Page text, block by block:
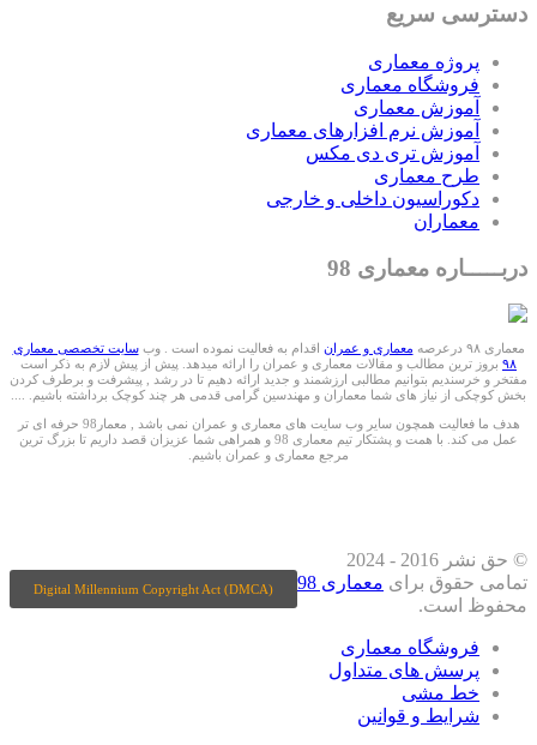
دسترسی سریع
پروژه معماری
فروشگاه معماری
آموزش معماری
آموزش نرم افزارهای معماری
آموزش تری دی مکس
طرح معماری
دکوراسیون داخلی و خارجی
معماران
دربـــــاره معماری 98
معماری ۹۸ درعرصه معماری و عمران اقدام به فعالیت نموده است . وبسایت تخصصی معماری
۹۸ بروز ترین مطالب و مقالات معماری و عمران را ارائه میدهد. پیش از پیش لازم به ذکر است
مفتخر و خرسندیم بتوانیم مطالبی ارزشمند و جدید ارائه دهیم تا در رشد , پیشرفت و برطرف کردن
بخش کوچکی از نیاز های شما معماران و مهندسین گرامی قدمی هر چند کوچک برداشته باشیم. ....
هدف ما فعالیت همچون سایر وب سایت های معماری و عمران نمی باشد , معمار98 حرفه ای تر
عمل می کند. با همت و پشتکار تیم معماری 98 و همراهی شما عزیزان قصد داریم تا بزرگ ترین
مرجع معماری و عمران باشیم.
Digital Millennium Copyright Act (DMCA)
© حق نشر 2016 - 2024
تمامی حقوق برای معماری 98
محفوظ است.
فروشگاه معماری
پرسش های متداول
خط مشی
شرایط و قوانین